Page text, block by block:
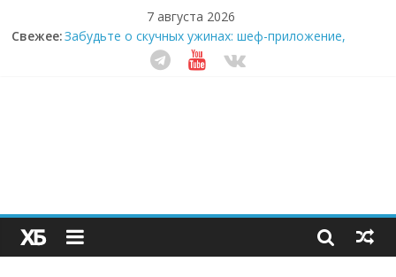
7 августа 2026
Свежее:
Секрет супергидратации: почему кокосовая вода с
пребиотиками становится главным трендом
здорового питания
Как простая наклейка заставляет миллионы людей
не забывать о самом важном креме этим летом